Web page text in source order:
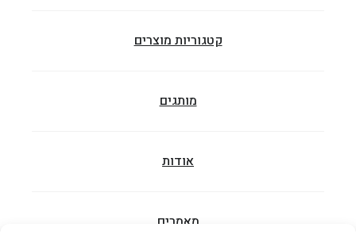
קטגוריות מוצרים
מותגים
אודות
מאמרים